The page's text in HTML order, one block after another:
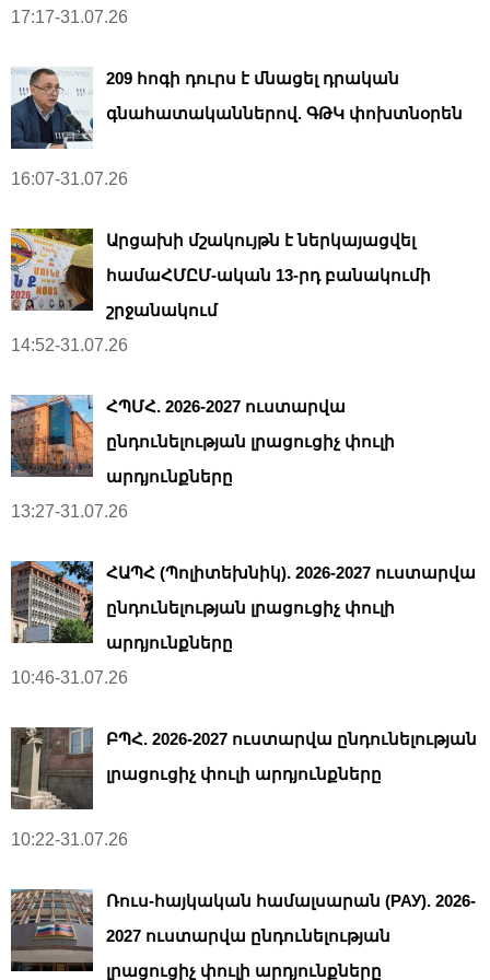
17:17-31.07.26
209 հոգի դուրս է մնացել դրական
գնահատականներով. ԳԹԿ փոխտնօրեն
16:07-31.07.26
Արցախի մշակույթն է ներկայացվել
համաՀՄԸՄ-ական 13-րդ բանակումի
շրջանակում
14:52-31.07.26
ՀՊՄՀ. 2026-2027 ուստարվա
ընդունելության լրացուցիչ փուլի
արդյունքները
13:27-31.07.26
ՀԱՊՀ (Պոլիտեխնիկ). 2026-2027 ուստարվա
ընդունելության լրացուցիչ փուլի
արդյունքները
10:46-31.07.26
ԲՊՀ. 2026-2027 ուստարվա ընդունելության
լրացուցիչ փուլի արդյունքները
10:22-31.07.26
Ռուս-հայկական համալսարան (РАУ). 2026-
2027 ուստարվա ընդունելության
լրացուցիչ փուլի արդյունքները